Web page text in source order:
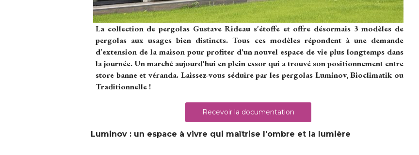
La collection de pergolas Gustave Rideau s'étoffe et offre désormais 3 modèles de
pergolas aux usages bien distincts. Tous ces modèles répondent à une demande
d'extension de la maison pour profiter d'un nouvel espace de vie plus longtemps dans
la journée. Un marché aujourd'hui en plein essor qui a trouvé son positionnement entre
store banne et véranda. Laissez-vous séduire par les pergolas Luminov, Bioclimatik ou
Traditionnelle !
Recevoir la documentation
Luminov : un espace à vivre qui maîtrise l'ombre et la lumière